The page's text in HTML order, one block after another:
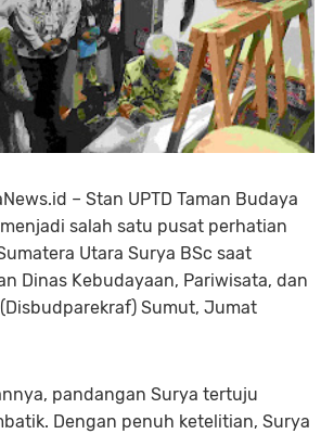
– Stan UPTD Taman Budaya
salah satu pusat perhatian
Utara Surya BSc saat
Dinas Kebudayaan, Pariwisata, dan
Sumut, Jumat
pandangan Surya tertuju
Dengan penuh ketelitian, Surya